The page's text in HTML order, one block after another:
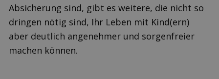
Absicherung sind, gibt es weitere, die nicht so
dringen nötig sind, Ihr Leben mit Kind(ern)
aber deutlich angenehmer und sorgenfreier
machen können.